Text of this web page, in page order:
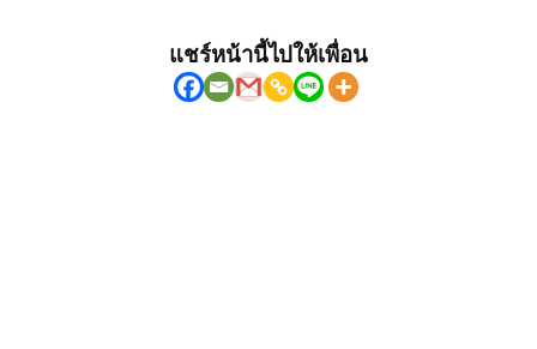
แชร์หน้านี้ไปให้เพื่อน